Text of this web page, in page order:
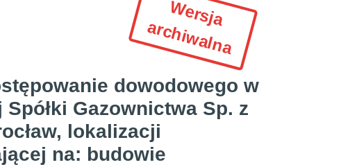
W
e
r
s
ja
a
r
c
h
iw
a
ln
a
dowodowego w
Gazownictwa Sp. z
lokalizacji
na: budowie